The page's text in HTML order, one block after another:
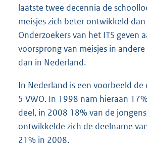
laatste twee decennia de
meisjes zich beter ontwikkeld
Onderzoekers van het ITS geven
voorsprong van meisjes in
dan in Nederland.
In Nederland is een voorbeeld de
5 VWO. In 1998 nam hieraan
deel, in 2008 18% van de
ontwikkelde zich de deelname
21% in 2008.